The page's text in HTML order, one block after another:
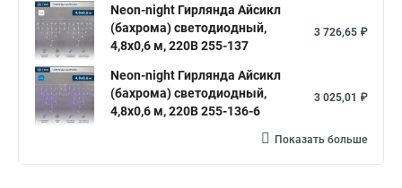
Neon-night Гирлянда Айсикл
(бахрома) светодиодный,
4,8х0,6 м, 220В 255-137
3 726,65 ₽
Neon-night Гирлянда Айсикл
(бахрома) светодиодный,
4,8х0,6 м, 220В 255-136-6
3 025,01 ₽
Показать больше